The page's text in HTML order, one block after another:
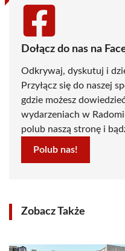
Dołącz do nas na
Odkrywaj, dyskutuj i
Przyłącz się do naszej
gdzie możesz
wydarzeniach w
polub naszą stronę i
Polub nas!
Zobacz Także